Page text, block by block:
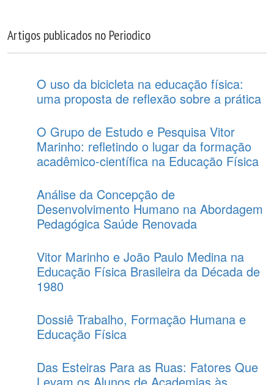
Artigos publicados no Periodico
O uso da bicicleta na educação física:
uma proposta de reflexão sobre a prática
O Grupo de Estudo e Pesquisa Vitor
Marinho: refletindo o lugar da formação
acadêmico-científica na Educação Física
Análise da Concepção de
Desenvolvimento Humano na Abordagem
Pedagógica Saúde Renovada
Vitor Marinho e João Paulo Medina na
Educação Física Brasileira da Década de
1980
Dossiê Trabalho, Formação Humana e
Educação Física
Das Esteiras Para as Ruas: Fatores Que
Levam os Alunos de Academias às